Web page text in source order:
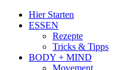
Hier Starten
ESSEN
Rezepte
Tricks & Tipps
BODY + MIND
Movement